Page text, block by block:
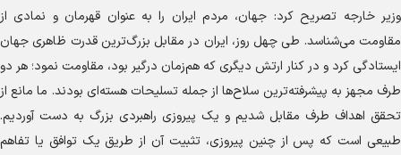
وزیر خارجه تصریح کرد: جهان، مردم ایران را به عنوان قهرمان و نمادی از
مقاومت می‌شناسد. طی چهل روز، ایران در مقابل بزرگ‌ترین قدرت ظاهری جهان
ایستادگی کرد و در کنار ارتش دیگری که هم‌زمان درگیر بود، مقاومت نمود؛ هر دو
طرف مجهز به پیشرفته‌ترین سلاح‌ها از جمله تسلیحات هسته‌ای بودند. ما مانع از
تحقق اهداف طرف مقابل شدیم و یک پیروزی راهبردی بزرگ به دست آوردیم.
طبیعی است که پس از چنین پیروزی، تثبیت آن از طریق یک توافق یا تفاهم